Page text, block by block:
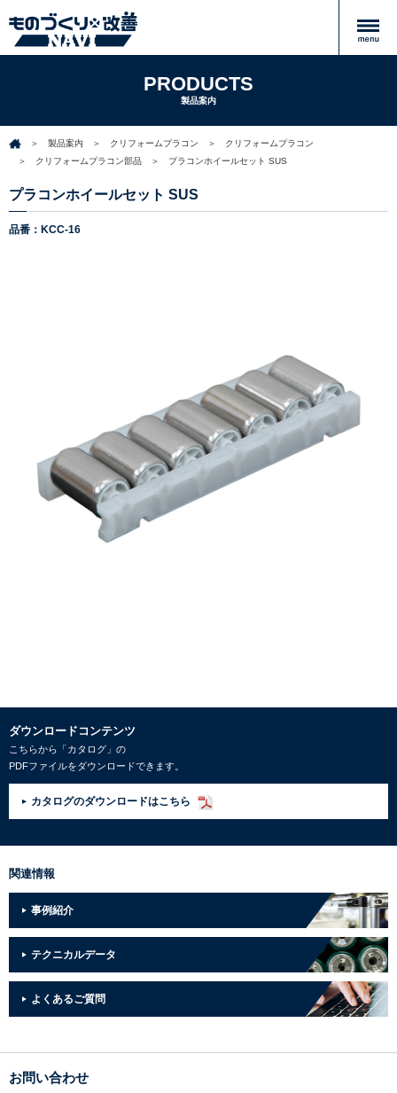
PRODUCTS
製品案内
製品案内 クリフォームプラコン
クリフォームプラコン
クリフォームプラコン部品
プラコンホイールセット SUS
プラコンホイールセット SUS
品番：KCC-16
ダウンロードコンテンツ
こちらから「カタログ」の
PDFファイルをダウンロードできます。
カタログのダウンロードはこちら
関連情報
事例紹介
テクニカルデータ
よくあるご質問
お問い合わせ